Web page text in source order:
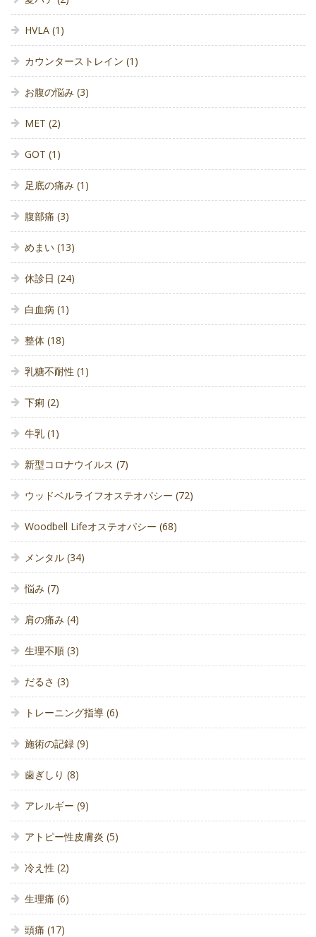
HVLA (1)
カウンターストレイン (1)
お腹の悩み (3)
MET (2)
GOT (1)
足底の痛み (1)
腹部痛 (3)
めまい (13)
休診日 (24)
白血病 (1)
整体 (18)
乳糖不耐性 (1)
下痢 (2)
牛乳 (1)
新型コロナウイルス (7)
ウッドベルライフオステオパシー (72)
Woodbell Lifeオステオパシー (68)
メンタル (34)
悩み (7)
肩の痛み (4)
生理不順 (3)
だるさ (3)
トレーニング指導 (6)
施術の記録 (9)
歯ぎしり (8)
アレルギー (9)
アトピー性皮膚炎 (5)
冷え性 (2)
生理痛 (6)
頭痛 (17)